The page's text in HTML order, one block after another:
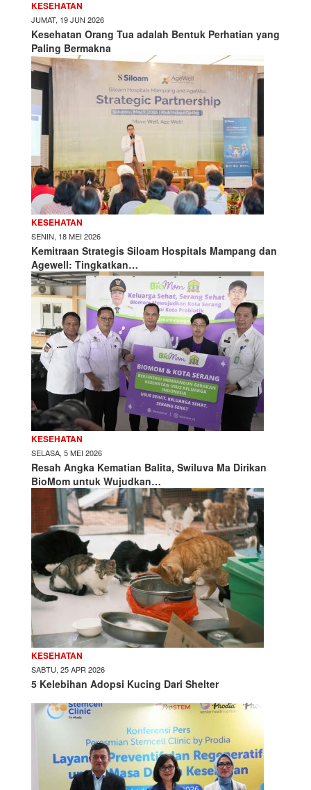
KESEHATAN
JUMAT, 19 JUN 2026
Kesehatan Orang Tua adalah Bentuk Perhatian yang
Paling Bermakna
KESEHATAN
SENIN, 18 MEI 2026
Kemitraan Strategis Siloam Hospitals Mampang dan
Agewell: Tingkatkan…
KESEHATAN
SELASA, 5 MEI 2026
Resah Angka Kematian Balita, Swiluva Ma Dirikan
BioMom untuk Wujudkan…
KESEHATAN
SABTU, 25 APR 2026
5 Kelebihan Adopsi Kucing Dari Shelter